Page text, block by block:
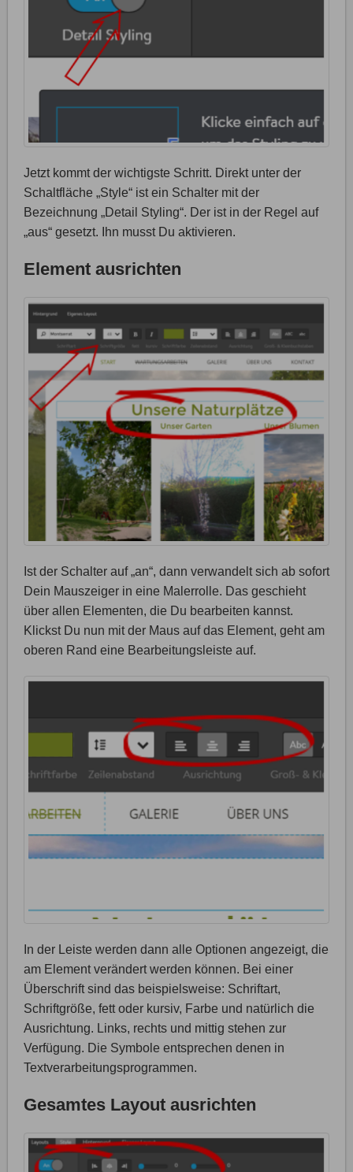
Jetzt kommt der wichtigste Schritt. Direkt unter der
Schaltfläche „Style“ ist ein Schalter mit der
Bezeichnung „Detail Styling“. Der ist in der Regel auf
„aus“ gesetzt. Ihn musst Du aktivieren.
Element ausrichten
Ist der Schalter auf „an“, dann verwandelt sich ab sofort
Dein Mauszeiger in eine Malerrolle. Das geschieht
über allen Elementen, die Du bearbeiten kannst.
Klickst Du nun mit der Maus auf das Element, geht am
oberen Rand eine Bearbeitungsleiste auf.
In der Leiste werden dann alle Optionen angezeigt, die
am Element verändert werden können. Bei einer
Überschrift sind das beispielsweise: Schriftart,
Schriftgröße, fett oder kursiv, Farbe und natürlich die
Ausrichtung. Links, rechts und mittig stehen zur
Verfügung. Die Symbole entsprechen denen in
Textverarbeitungsprogrammen.
Gesamtes Layout ausrichten